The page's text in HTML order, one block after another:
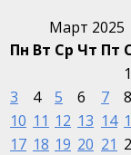
Март 2025
Пн Вт Ср Чт Пт
1
3
4 5 6 7 8
10 11 12 13 14
17 18 19 20 21